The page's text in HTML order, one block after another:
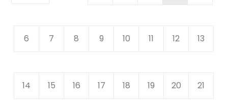
6 7 8 9 10 11 12 13
14 15 16 17 18 19 20 21